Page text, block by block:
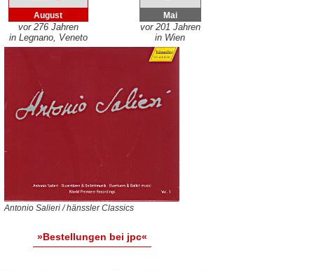
August
vor 276 Jahren
in Legnano, Veneto
Mai
vor 201 Jahren
in Wien
Antonio Salieri / hänssler Classics
»Bestellungen bei jpc«